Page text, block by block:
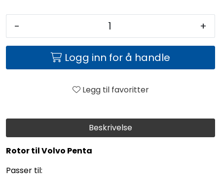
Beskrivelse
Rotor til Volvo Penta
Passer til:
- +
Logg inn for å handle
Legg til favoritter